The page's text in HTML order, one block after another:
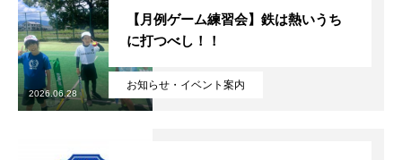
お知らせ・イベント案内
【月例ゲーム練習会】鉄は熱いうち
に打つべし！！
2026.06.28